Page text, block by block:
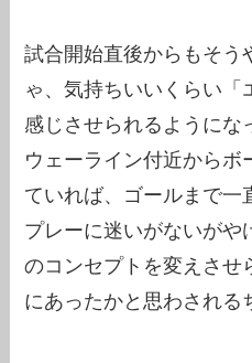
試合開始直後からもそう
ゃ、気持ちいいくらい「
感じさせられるようにな
ウェーライン付近からボ
ていれば、ゴールまで一
プレーに迷いがないがや
のコンセプトを変えさせ
にあったかと思わされる